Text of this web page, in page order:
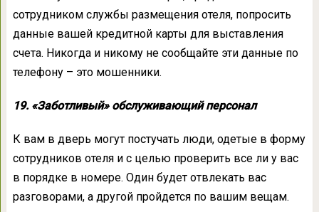
сотрудником службы размещения отеля, попросить
данные вашей кредитной карты для выставления
счета. Никогда и никому не сообщайте эти данные по
телефону – это мошенники.
19. «Заботливый» обслуживающий персонал
К вам в дверь могут постучать люди, одетые в форму
сотрудников отеля и с целью проверить все ли у вас
в порядке в номере. Один будет отвлекать вас
разговорами, а другой пройдется по вашим вещам.